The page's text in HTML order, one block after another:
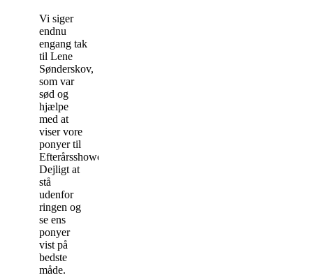
Vi siger
endnu
engang tak
til Lene
Sønderskov,
som var
sød og
hjælpe
med at
viser vore
ponyer til
Efterårsshowet.
Dejligt at
stå
udenfor
ringen og
se ens
ponyer
vist på
bedste
måde.